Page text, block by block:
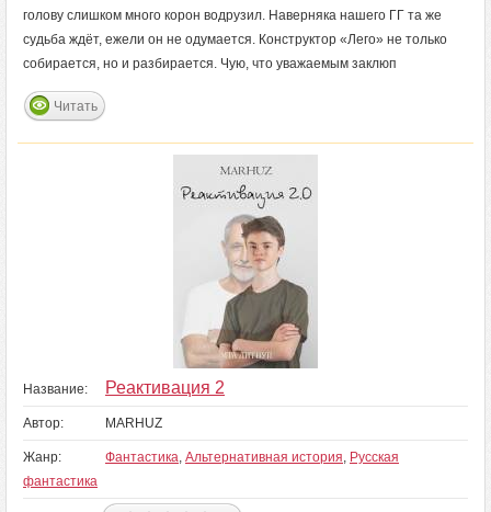
голову слишком много корон водрузил. Наверняка нашего ГГ та же
судьба ждёт, ежели он не одумается. Конструктор «Лего» не только
собирается, но и разбирается. Чую, что уважаемым заклюп
Читать
Название: Реактивация 2
Автор: MARHUZ
Жанр: Фантастика, Альтернативная история, Русская
фантастика